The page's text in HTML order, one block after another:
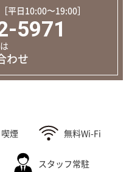
平日10:00〜19:00］
5971
わせ
喫煙 無料Wi-Fi
スタッフ常駐